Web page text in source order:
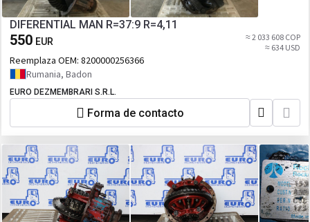
DIFERENTIAL MAN R=37:9 R=4,11
550 EUR
≈ 2 033 608 COP
≈ 634 USD
Reemplaza OEM: 8200000256366
Rumania, Badon
EURO DEZMEMBRARI S.R.L.
Forma de contacto